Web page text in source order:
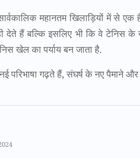
महानतम खिलाड़ियों में से एक
देते हैं बल्कि इसलिए भी कि वे टेनिस
खेल का पर्याय बन जाता है.
नई परिभाषा गढ़ते हैं, संघर्ष के नए पैमाने और